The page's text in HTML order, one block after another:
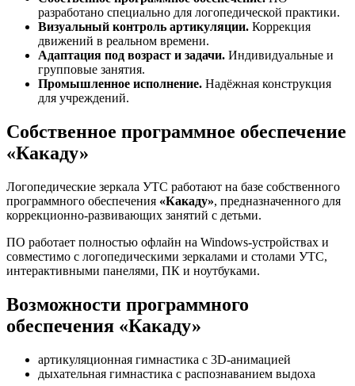
разработано специально для логопедической практики.
Визуальный контроль артикуляции. Коррекция
движений в реальном времени.
Адаптация под возраст и задачи. Индивидуальные и
групповые занятия.
Промышленное исполнение. Надёжная конструкция
для учреждений.
Собственное программное обеспечение
«Какаду»
Логопедические зеркала УТС работают на базе собственного
программного обеспечения «Какаду», предназначенного для
коррекционно-развивающих занятий с детьми.
ПО работает полностью офлайн на Windows-устройствах и
совместимо с логопедическими зеркалами и столами УТС,
интерактивными панелями, ПК и ноутбуками.
Возможности программного
обеспечения «Какаду»
артикуляционная гимнастика с 3D-анимацией
дыхательная гимнастика с распознаванием выдоха